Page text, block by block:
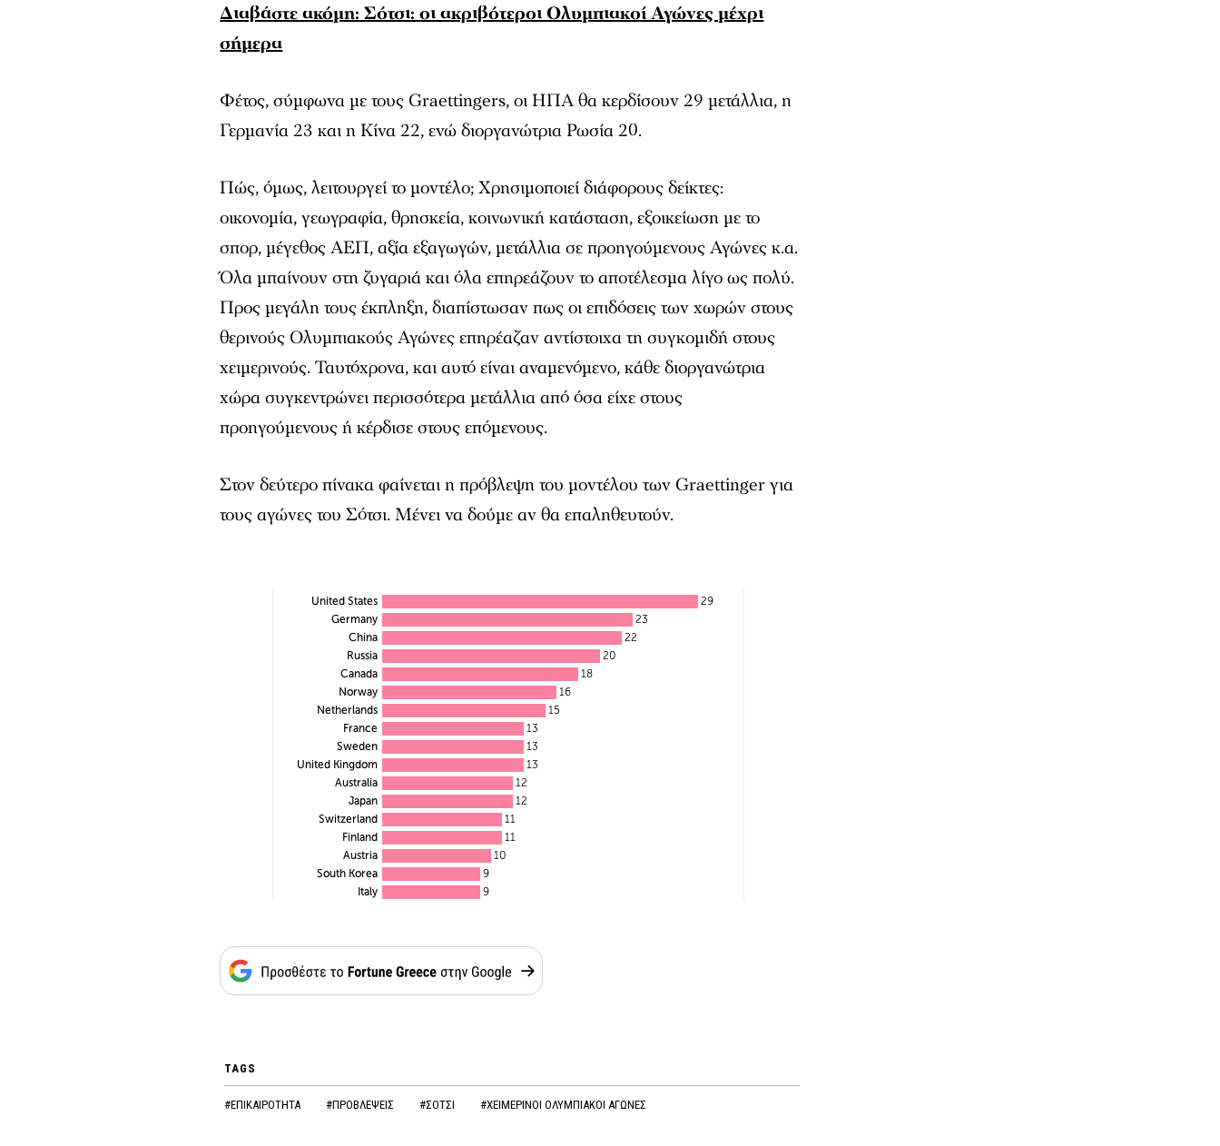
Διαβάστε ακόμη: Σότσι: οι ακριβότεροι Ολυμπιακοί Αγώνες μέχρι
σήμερα
Φέτος, σύμφωνα με τους Graettingers, οι ΗΠΑ θα κερδίσουν 29 μετάλλια, η
Γερμανία 23 και η Κίνα 22, ενώ διοργανώτρια Ρωσία 20.
Πώς, όμως, λειτουργεί το μοντέλο; Χρησιμοποιεί διάφορους δείκτες:
οικονομία, γεωγραφία, θρησκεία, κοινωνική κατάσταση, εξοικείωση με το
σπορ, μέγεθος ΑΕΠ, αξία εξαγωγών, μετάλλια σε προηγούμενους Αγώνες κ.α.
Όλα μπαίνουν στη ζυγαριά και όλα επηρεάζουν το αποτέλεσμα λίγο ως πολύ.
Προς μεγάλη τους έκπληξη, διαπίστωσαν πως οι επιδόσεις των χωρών στους
θερινούς Ολυμπιακούς Αγώνες επηρέαζαν αντίστοιχα τη συγκομιδή στους
χειμερινούς. Ταυτόχρονα, και αυτό είναι αναμενόμενο, κάθε διοργανώτρια
χώρα συγκεντρώνει περισσότερα μετάλλια από όσα είχε στους
προηγούμενους ή κέρδισε στους επόμενους.
Στον δεύτερο πίνακα φαίνεται η πρόβλεψη του μοντέλου των Graettinger για
τους αγώνες του Σότσι. Μένει να δούμε αν θα επαληθευτούν.
TAGS
#ΕΠΙΚΑΙΡΟΤΗΤΑ #ΠΡΟΒΛΕΨΕΙΣ #ΣΟΤΣΙ #ΧΕΙΜΕΡΙΝΟΙ ΟΛΥΜΠΙΑΚΟΙ ΑΓΩΝΕΣ